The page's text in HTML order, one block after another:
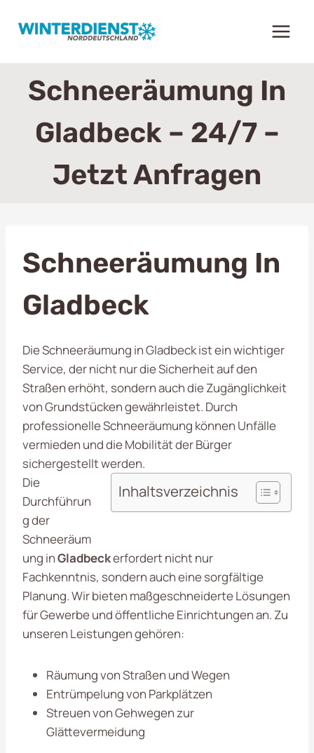
Inhalt
Schneeräumung In
Gladbeck – 24/7 –
Jetzt Anfragen
Schneeräumung In
Gladbeck
Die Schneeräumung in Gladbeck ist ein wichtiger
Service, der nicht nur die Sicherheit auf den
Straßen erhöht, sondern auch die Zugänglichkeit
von Grundstücken gewährleistet. Durch
professionelle Schneeräumung können Unfälle
vermieden und die Mobilität der Bürger
sichergestellt werden.
Inhaltsverzeichnis
Die
Durchführun
g der
Schneeräum
ung inGladbeckerfordert nicht nur
Fachkenntnis, sondern auch eine sorgfältige
Planung. Wir bieten maßgeschneiderte Lösungen
für Gewerbe und öffentliche Einrichtungen an. Zu
unseren Leistungen gehören:
Räumung von Straßen und Wegen
Entrümpelung von Parkplätzen
Streuen von Gehwegen zur
Glättevermeidung